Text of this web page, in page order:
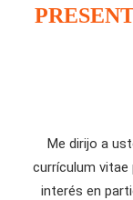
Me dirijo a
currículum
interés en